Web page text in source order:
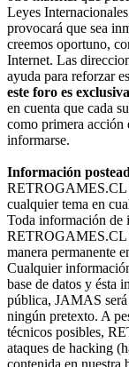
Leyes
provocará que sea
creemos oportuno,
Internet. Las
ayuda para reforzar
este foro es
en cuenta que cada
como primera acción
informarse.
Información
RETROGAMES.CL
cualquier tema en
Toda información de
RETROGAMES.CL
manera permanente
Cualquier
base de datos y ésta
pública, JAMAS será
ningún pretexto. A
técnicos posibles,
ataques de hacking